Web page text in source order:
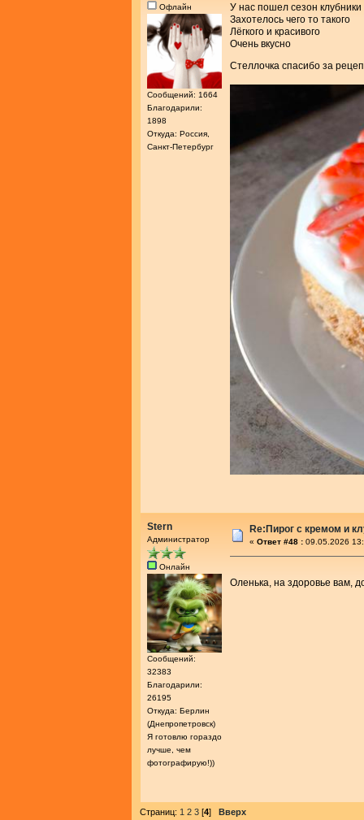
Офлайн
Сообщений: 1664
Благодарили:
1898
Откуда: Россия,
Санкт-Петербург
У нас пошел сезон клубники
Захотелось чего то такого
Лёгкого и красивого
Очень вкусно
Стеллочка спасибо за
Stern
Администратор
Онлайн
Сообщений:
32383
Благодарили:
26195
Откуда: Берлин
(Днепропетровск)
Я готовлю гораздо
лучше, чем
фотографирую!))
Re:Пирог с кремом и
« Ответ #48 : 09.05.2026
Оленька, на здоровье вам,
Страниц: 1 2 3 [4] Вверх